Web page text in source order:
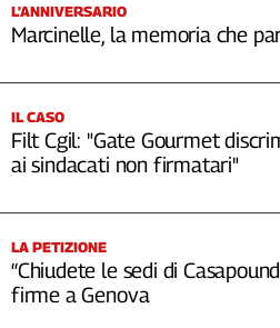
L'ANNIVERSARIO
Marcinelle, la memoria che
IL CASO
Filt Cgil: "Gate Gourmet
ai sindacati non firmatari"
LA PETIZIONE
“Chiudete le sedi di
firme a Genova